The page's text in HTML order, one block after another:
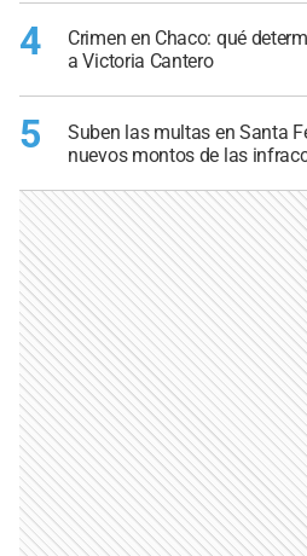
4
Crimen en Chaco: qué
a Victoria Cantero
5
Suben las multas en Santa
nuevos montos de las